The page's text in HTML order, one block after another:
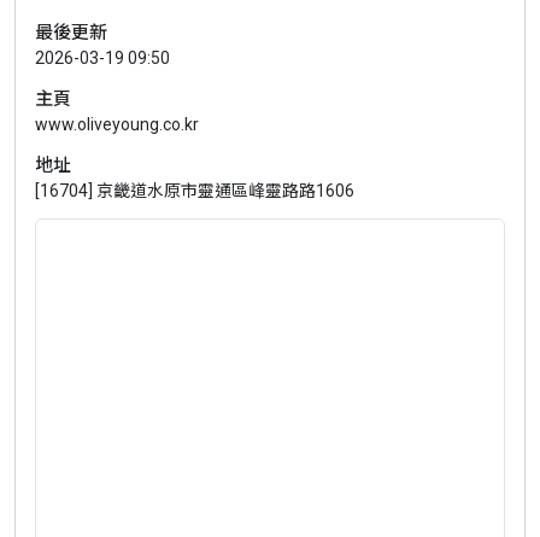
最後更新
2026-03-19 09:50
主頁
www.oliveyoung.co.kr
地址
[16704] 京畿道水原市靈通區峰靈路路1606